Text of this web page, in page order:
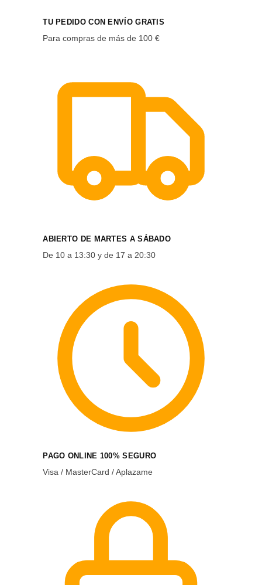
TU PEDIDO CON ENVÍO GRATIS
Para compras de más de 100 €
ABIERTO DE MARTES A SÁBADO
De 10 a 13:30 y de 17 a 20:30
PAGO ONLINE 100% SEGURO
Visa / MasterCard / Aplazame